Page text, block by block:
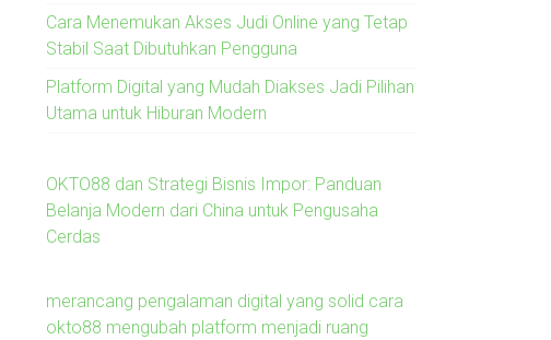
Cara Menemukan Akses Judi Online yang Tetap
Stabil Saat Dibutuhkan Pengguna
Platform Digital yang Mudah Diakses Jadi Pilihan
Utama untuk Hiburan Modern
OKTO88 dan Strategi Bisnis Impor: Panduan
Belanja Modern dari China untuk Pengusaha
Cerdas
merancang pengalaman digital yang solid cara
okto88 mengubah platform menjadi ruang